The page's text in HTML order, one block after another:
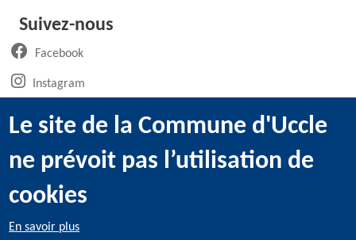
Suivez-nous
Facebook(ouvre un nouvel onglet)
Instagram(ouvre un nouvel onglet)
LinkedIn
Youtube(ouvre un nouvel onglet)
Le site de la Commune d'Uccle
ne prévoit pas l’utilisation de
cookies
En savoir plus